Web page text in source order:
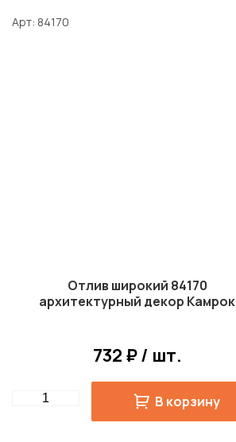
Арт 84170
Отлив широкий 84170
архитектурный декор Камрок
732 ₽ / шт.
Quantity В корзину